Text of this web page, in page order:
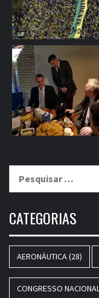
por:
CATEGORIAS
AERONÁUTICA (28)
CONGRESSO NACIONAL